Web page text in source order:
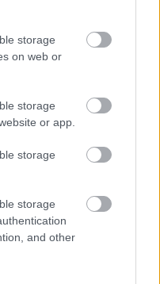
storage
on web or
storage
or app.
storage
storage
and other
- Videó